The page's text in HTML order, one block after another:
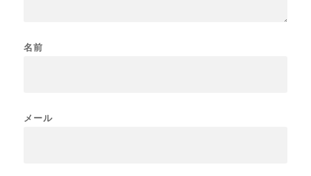
名前
メール